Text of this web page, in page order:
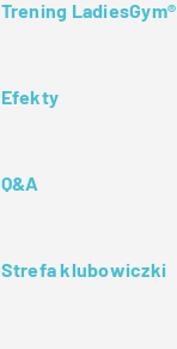
Trening LadiesGym®
Efekty
Q&A
Strefa klubowiczki